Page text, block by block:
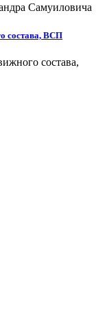
Самуиловича
состава, ВСП
состава,